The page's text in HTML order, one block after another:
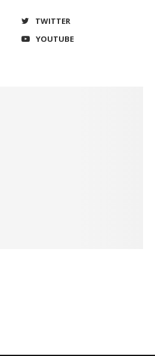
TWITTER
YOUTUBE